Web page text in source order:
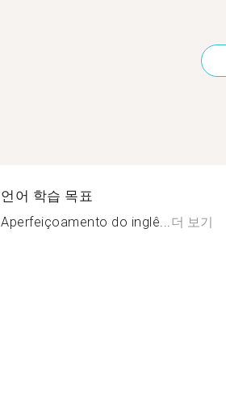
언어 학습 목표
Aperfeiçoamento do inglê... 더 보기